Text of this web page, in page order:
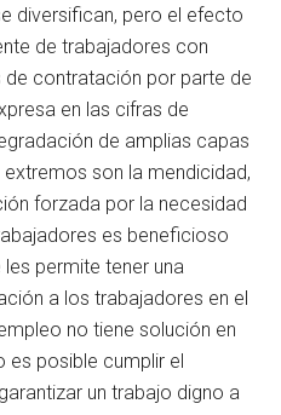
diversifican, pero el efecto
de trabajadores con
contratación por parte de
en las cifras de
de amplias capas
son la mendicidad,
forzada por la necesidad
es beneficioso
permite tener una
a los trabajadores en el
no tiene solución en
es posible cumplir el
un trabajo digno a